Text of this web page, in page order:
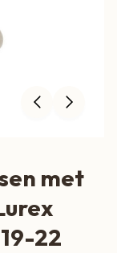
met
22